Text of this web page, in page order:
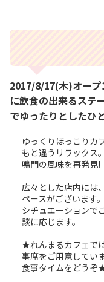
2017/8/17(木)オー
に飲食の出来るステ
でゆったりとしたひ
ゆっくりほっこり
もと違うリラックス。
鳴門の風味を再発見!
広々とした店内には
ペースがございます
シチュエーションで
談に応じます。
★れんまるカフェで
事席をご用意してい
食事タイムをどうぞ